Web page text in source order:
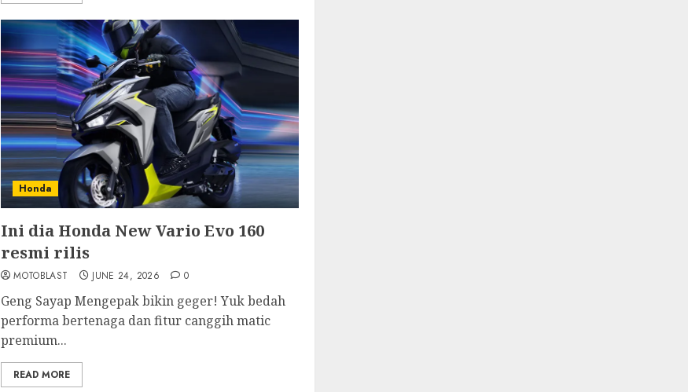
Honda
Ini dia Honda New Vario Evo 160
resmi rilis
MOTOBLAST JUNE 24, 2026 0
Geng Sayap Mengepak bikin geger! Yuk bedah
performa bertenaga dan fitur canggih matic
premium...
READ MORE